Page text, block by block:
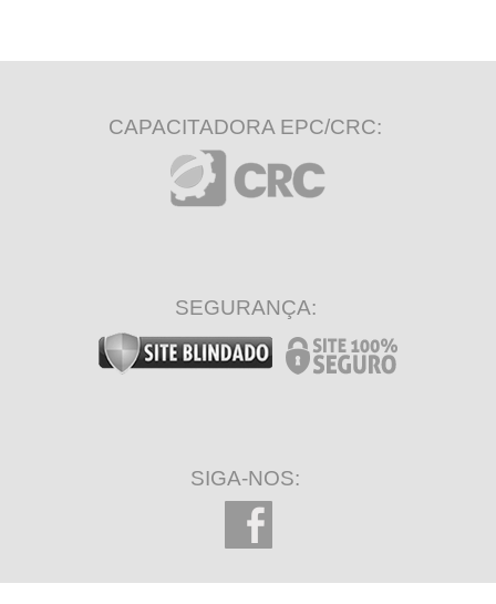
CAPACITADORA EPC/CRC:
SEGURANÇA:
SIGA-NOS: